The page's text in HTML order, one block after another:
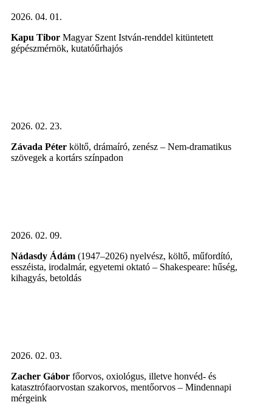
2026. 04. 01.
Kapu Tibor Magyar Szent István-renddel kitüntetett
gépészmérnök, kutatóűrhajós
2026. 02. 23.
Závada Péter költő, drámaíró, zenész – Nem-dramatikus
szövegek a kortárs színpadon
2026. 02. 09.
Nádasdy Ádám (1947–2026) nyelvész, költő, műfordító,
esszéista, irodalmár, egyetemi oktató – Shakespeare: hűség,
kihagyás, betoldás
2026. 02. 03.
Zacher Gábor főorvos, oxiológus, illetve honvéd- és
katasztrófaorvostan szakorvos, mentőorvos – Mindennapi
mérgeink